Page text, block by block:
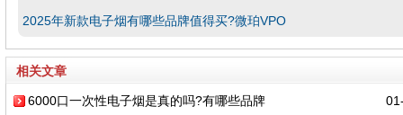
2025年新款电子烟有哪些品牌值得买?微珀VPO
相关文章
6000口一次性电子烟是真的吗?有哪些品牌